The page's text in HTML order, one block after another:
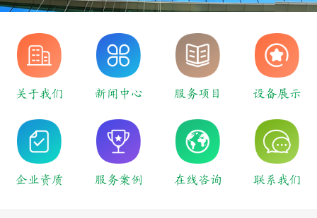
关于我们 新闻中心 服务项目 设备展示
企业资质 服务案例 在线咨询 联系我们